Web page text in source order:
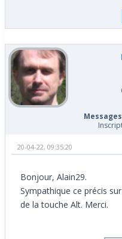
20-04-22, 09:35:20
Bonjour, Alain29.
Sympathique ce précis
de la touche Alt. Merci.